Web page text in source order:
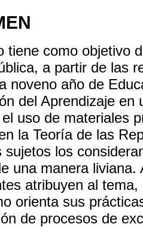
tiene como objetivo
a partir de las
noveno año de
del Aprendizaje
uso de materiales
la Teoría de las
sujetos los
una manera
atribuyen al
orienta sus
de procesos de